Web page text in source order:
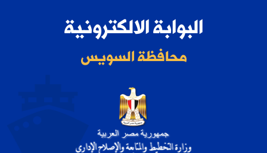
البوابة الالكترونية
محافظة السويس